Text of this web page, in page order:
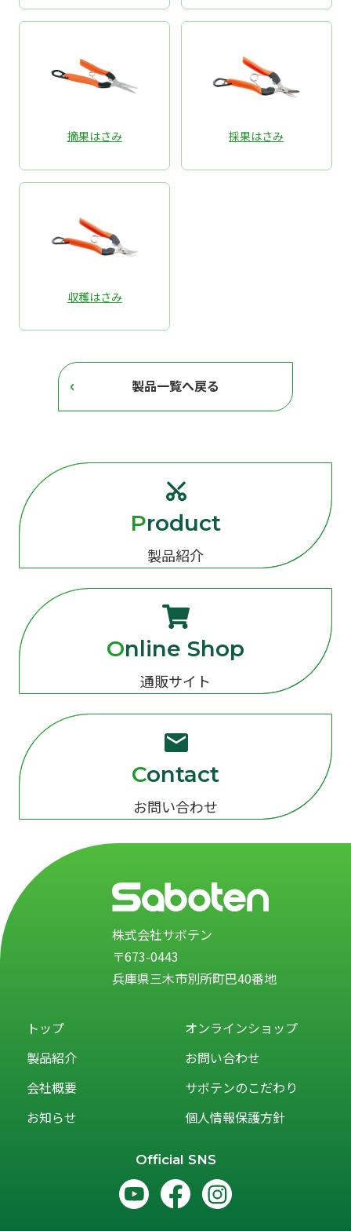
摘果はさみ 採果はさみ
収穫はさみ
製品一覧へ戻る
Product
製品紹介
Online Shop
通販サイト
Contact
お問い合わせ
株式会社サボテン
〒673-0443
兵庫県三木市別所町巴40番地
トップ
製品紹介
会社概要
お知らせ
オンラインショップ
お問い合わせ
サボテンのこだわり
個人情報保護方針
Official SNS